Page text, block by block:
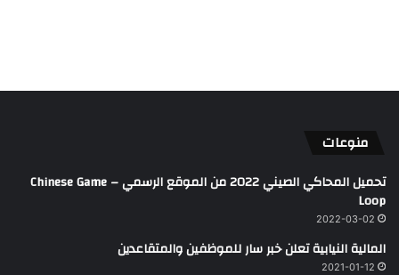
منوعات
تحميل المحاكي الصيني 2022 من الموقع الرسمي – Chinese Game
Loop
2022-03-02
المالية النيابية تعلن خبر سار للموظفين والمتقاعدين
2021-01-12